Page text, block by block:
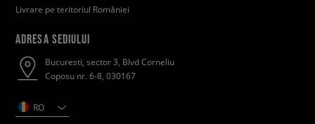
Livrare pe teritoriul României
ADRESA SEDIULUI
Bucuresti, sector 3, Blvd Corneliu
Coposu nr. 6-8, 030167
RO